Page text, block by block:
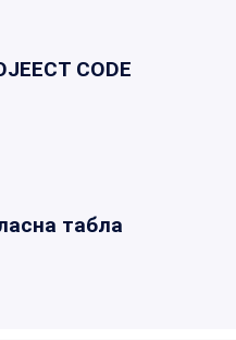
CODE
табла